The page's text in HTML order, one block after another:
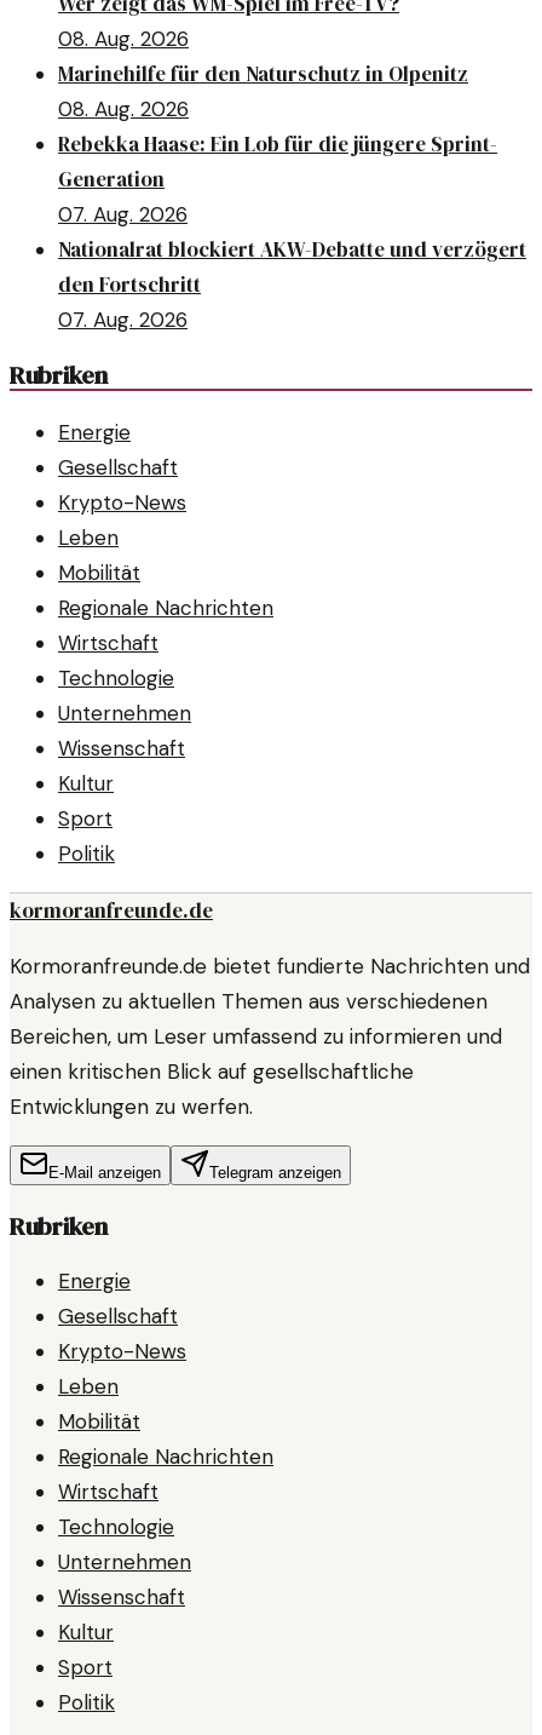
08. Aug. 2026
Marinehilfe für den Naturschutz in Olpenitz
08. Aug. 2026
Rebekka Haase: Ein Lob für die jüngere Sprint-
Generation
07. Aug. 2026
Nationalrat blockiert AKW-Debatte und verzögert
den Fortschritt
07. Aug. 2026
Rubriken
Energie
Gesellschaft
Krypto-News
Leben
Mobilität
Regionale Nachrichten
Wirtschaft
Technologie
Unternehmen
Wissenschaft
Kultur
Sport
Politik
kormoranfreunde.de
Kormoranfreunde.de bietet fundierte Nachrichten und
Analysen zu aktuellen Themen aus verschiedenen
Bereichen, um Leser umfassend zu informieren und
einen kritischen Blick auf gesellschaftliche
Entwicklungen zu werfen.
E-Mail anzeigen Telegram anzeigen
Rubriken
Energie
Gesellschaft
Krypto-News
Leben
Mobilität
Regionale Nachrichten
Wirtschaft
Technologie
Unternehmen
Wissenschaft
Kultur
Sport
Politik